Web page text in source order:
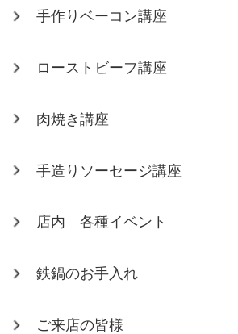
手作りベーコン講座
ローストビーフ講座
肉焼き講座
手造りソーセージ講座
店内 各種イベント
鉄鍋のお手入れ
ご来店の皆様